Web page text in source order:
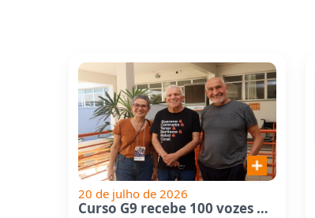
20 de julho de 2026
Curso G9 recebe 100 vozes de...